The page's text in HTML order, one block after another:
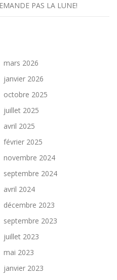
PAS LA LUNE!
mars 2026
janvier 2026
octobre 2025
juillet 2025
avril 2025
février 2025
novembre 2024
septembre 2024
avril 2024
décembre 2023
septembre 2023
juillet 2023
mai 2023
janvier 2023